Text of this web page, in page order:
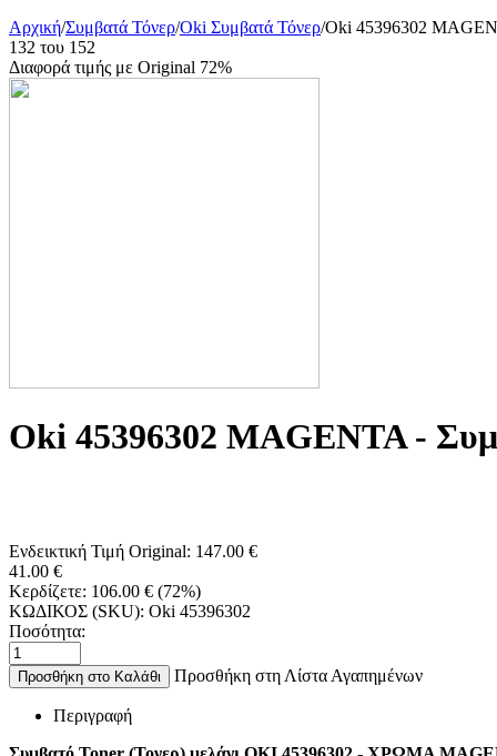
Αρχική/Συμβατά Τόνερ/Oki Συμβατά Τόνερ/Oki 45396302
132 του 152
Διαφορά τιμής με Original 72%
Oki 45396302 MAGENTA -
Ενδεικτική Τιμή Original: 147.00 €
41.00 €
Κερδίζετε: 106.00 € (72%)
ΚΩΔΙΚΟΣ (SKU): Oki 45396302
Ποσότητα:
Προσθήκη στο Καλάθι Προσθήκη στη Λίστα Αγαπημένων
Περιγραφή